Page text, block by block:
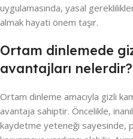
uygulamasında, yasal
almak hayati önem taşır.
Ortam dinlemede
avantajları nelerdir?
Ortam dinleme amacıyla gizli
avantaja sahiptir. Öncelikle,
kaydetme yeteneği sayesinde,